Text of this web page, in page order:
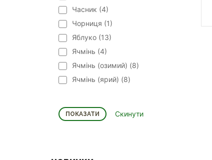
Часник (4)
Чорниця (1)
Яблуко (13)
Ячмінь (4)
Ячмінь (озимий) (8)
Ячмінь (ярий) (8)